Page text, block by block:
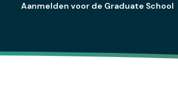
Aanmelden voor de Graduate School